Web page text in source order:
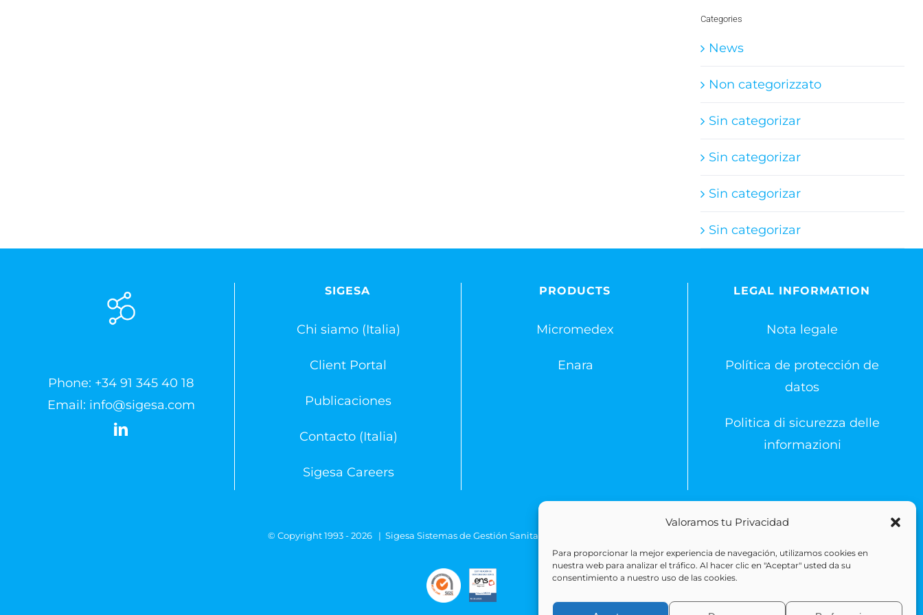
Valoramos tu Privacidad
Para proporcionar la mejor experiencia de navegación, utilizamos cookies en
nuestra web para analizar el tráfico. Al hacer clic en "Aceptar" usted da su
consentimiento a nuestro uso de las cookies.
Categories
News
Non categorizzato
Sin categorizar
Sin categorizar
Sin categorizar
Sin categorizar
Phone: +34 91 345 40 18
Email: info@sigesa.com
SIGESA
Chi siamo (Italia)
Client Portal
Publicaciones
Contacto (Italia)
Sigesa Careers
PRODUCTS
Micromedex
Enara
LEGAL INFORMATION
Nota legale
Política de protección de
datos
Politica di sicurezza delle
informazioni
© Copyright 1993 -2026 | Sigesa Sistemas de Gestión Sanitaria | All Rights Reserved